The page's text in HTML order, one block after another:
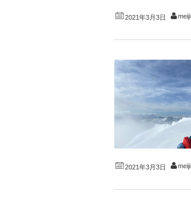
2021年3月3日 meiji
2021年3月3日 meiji